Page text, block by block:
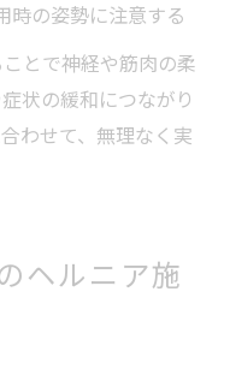
時の姿勢に注意する
とで神経や筋肉の柔
状の緩和につながり
わせて、無理なく実
ヘルニア施